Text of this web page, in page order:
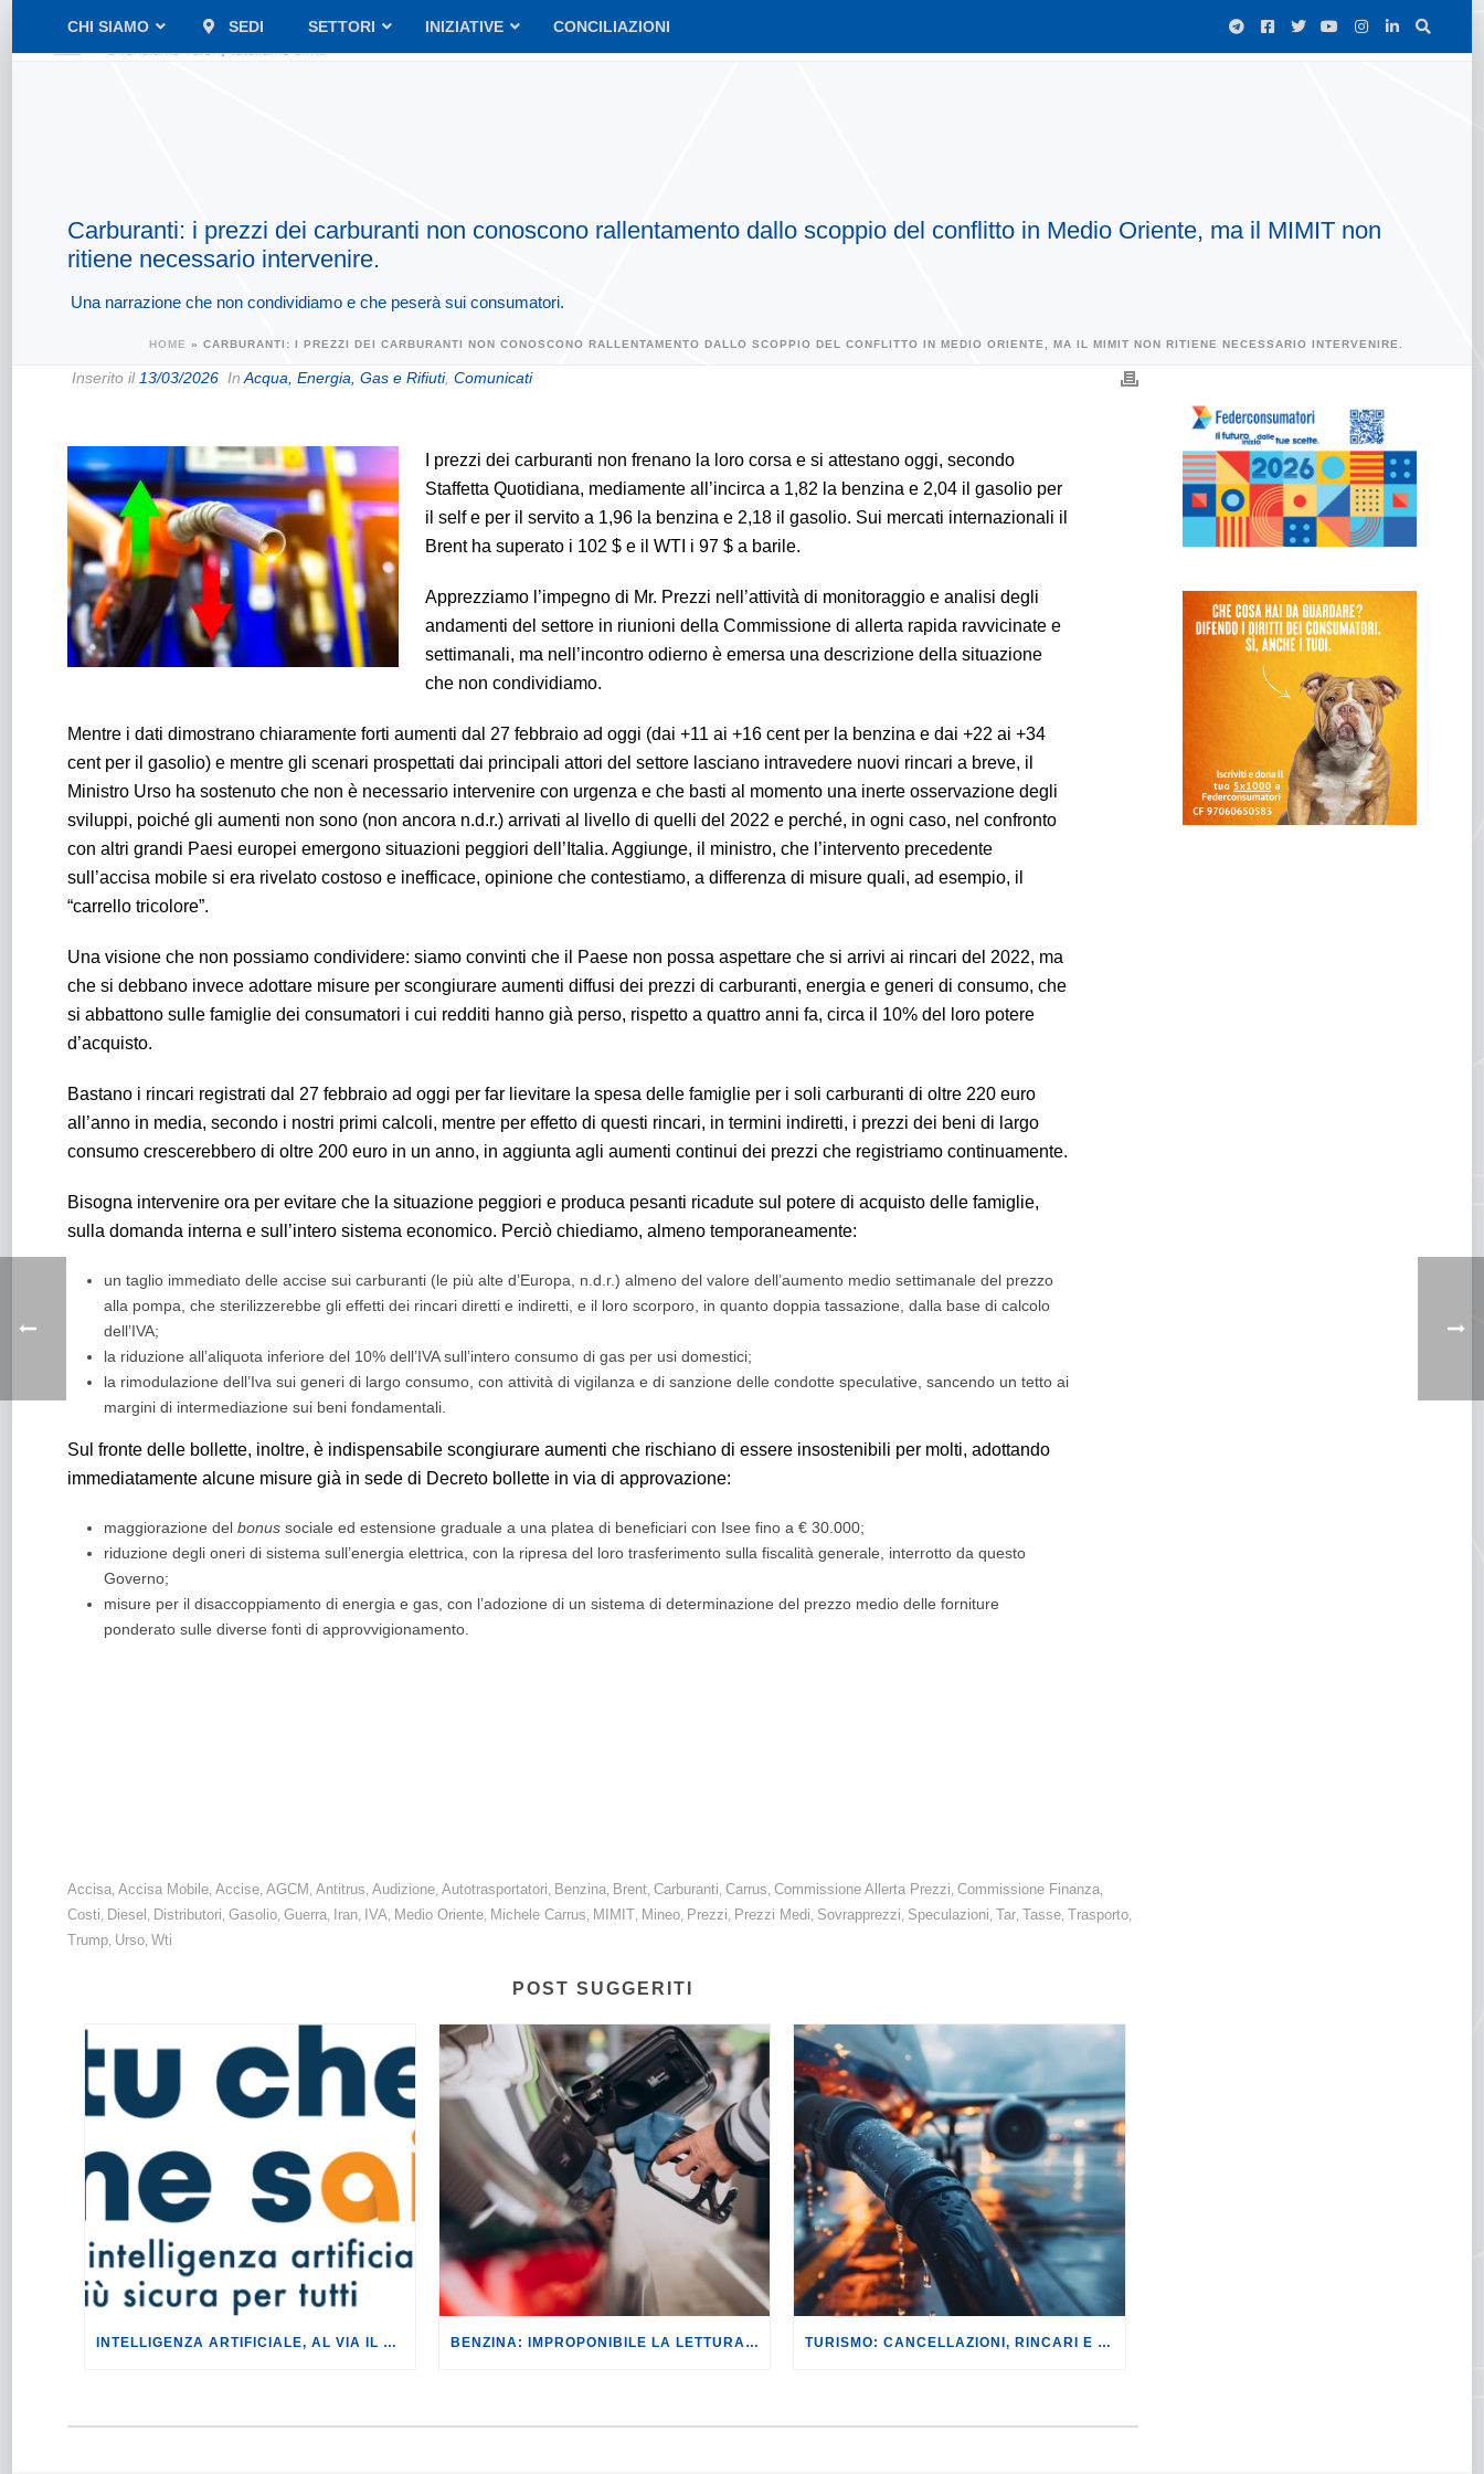
CHI SIAMO SEDI SETTORI INIZIATIVE CONCILIAZIONI
Carburanti: i prezzi dei carburanti non conoscono rallentamento dallo scoppio del conflitto in Medio Oriente, ma il MIMIT non
ritiene necessario intervenire.
Una narrazione che non condividiamo e che peserà sui consumatori.
HOME » CARBURANTI: I PREZZI DEI CARBURANTI NON CONOSCONO RALLENTAMENTO DALLO SCOPPIO DEL CONFLITTO IN MEDIO ORIENTE, MA IL MIMIT NON RITIENE NECESSARIO INTERVENIRE.
Inserito il 13/03/2026 In Acqua, Energia, Gas e Rifiuti, Comunicati
I prezzi dei carburanti non frenano la loro corsa e si attestano oggi, secondo
Staffetta Quotidiana, mediamente all’incirca a 1,82 la benzina e 2,04 il gasolio per
il self e per il servito a 1,96 la benzina e 2,18 il gasolio. Sui mercati internazionali il
Brent ha superato i 102 $ e il WTI i 97 $ a barile.
Apprezziamo l’impegno di Mr. Prezzi nell’attività di monitoraggio e analisi degli
andamenti del settore in riunioni della Commissione di allerta rapida ravvicinate e
settimanali, ma nell’incontro odierno è emersa una descrizione della situazione
che non condividiamo.
Mentre i dati dimostrano chiaramente forti aumenti dal 27 febbraio ad oggi (dai +11 ai +16 cent per la benzina e dai +22 ai +34
cent per il gasolio) e mentre gli scenari prospettati dai principali attori del settore lasciano intravedere nuovi rincari a breve, il
Ministro Urso ha sostenuto che non è necessario intervenire con urgenza e che basti al momento una inerte osservazione degli
sviluppi, poiché gli aumenti non sono (non ancora n.d.r.) arrivati al livello di quelli del 2022 e perché, in ogni caso, nel confronto
con altri grandi Paesi europei emergono situazioni peggiori dell’Italia. Aggiunge, il ministro, che l’intervento precedente
sull’accisa mobile si era rivelato costoso e inefficace, opinione che contestiamo, a differenza di misure quali, ad esempio, il
“carrello tricolore”.
Una visione che non possiamo condividere: siamo convinti che il Paese non possa aspettare che si arrivi ai rincari del 2022, ma
che si debbano invece adottare misure per scongiurare aumenti diffusi dei prezzi di carburanti, energia e generi di consumo, che
si abbattono sulle famiglie dei consumatori i cui redditi hanno già perso, rispetto a quattro anni fa, circa il 10% del loro potere
d’acquisto.
Bastano i rincari registrati dal 27 febbraio ad oggi per far lievitare la spesa delle famiglie per i soli carburanti di oltre 220 euro
all’anno in media, secondo i nostri primi calcoli, mentre per effetto di questi rincari, in termini indiretti, i prezzi dei beni di largo
consumo crescerebbero di oltre 200 euro in un anno, in aggiunta agli aumenti continui dei prezzi che registriamo continuamente.
Bisogna intervenire ora per evitare che la situazione peggiori e produca pesanti ricadute sul potere di acquisto delle famiglie,
sulla domanda interna e sull’intero sistema economico. Perciò chiediamo, almeno temporaneamente:
un taglio immediato delle accise sui carburanti (le più alte d’Europa, n.d.r.) almeno del valore dell’aumento medio settimanale del prezzo
alla pompa, che sterilizzerebbe gli effetti dei rincari diretti e indiretti, e il loro scorporo, in quanto doppia tassazione, dalla base di calcolo
dell’IVA;
la riduzione all’aliquota inferiore del 10% dell’IVA sull’intero consumo di gas per usi domestici;
la rimodulazione dell’Iva sui generi di largo consumo, con attività di vigilanza e di sanzione delle condotte speculative, sancendo un tetto ai
margini di intermediazione sui beni fondamentali.
Sul fronte delle bollette, inoltre, è indispensabile scongiurare aumenti che rischiano di essere insostenibili per molti, adottando
immediatamente alcune misure già in sede di Decreto bollette in via di approvazione:
maggiorazione del bonussociale ed estensione graduale a una platea di beneficiari con Isee fino a € 30.000;
riduzione degli oneri di sistema sull’energia elettrica, con la ripresa del loro trasferimento sulla fiscalità generale, interrotto da questo
Governo;
misure per il disaccoppiamento di energia e gas, con l’adozione di un sistema di determinazione del prezzo medio delle forniture
ponderato sulle diverse fonti di approvvigionamento.
Accisa, Accisa Mobile, Accise, AGCM , Antitrus, Audizione, Autotrasportatori, Benzina, Brent, Carburanti, Carrus, Commissione Allerta Prezzi, Commissione Finanza,
Costi, Diesel , Distributori, Gasolio, Guerra, Iran, IVA, Medio Oriente, Michele Carrus, MIMIT, Mineo, Prezzi, Prezzi Medi, Sovrapprezzi, Speculazioni, Tar, Tasse, Trasporto,
Trump, Urso, Wti
POST SUGGERITI
INTELLIGENZA ARTIFICIALE, AL VIA IL TOUR DI EVENTI DEL PROGETTO TU CHE NE SAI? BENZINA: IMPROPONIBILE LA LETTURA SECONDO CUI PROROGARE IL TAGLIO DELLE ACCISE SIGNIFICA TASSARE TUTTI I CITTADINI. TURISMO: CANCELLAZIONI, RINCARI E MAGGIORAZIONI DI VOLI E PRENOTAZIONI.